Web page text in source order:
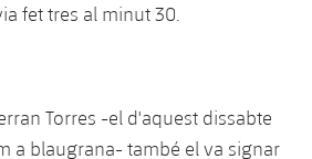
fet tres al minut 30.
Torres -el d'aquest dissabte
a blaugrana- també el va signar